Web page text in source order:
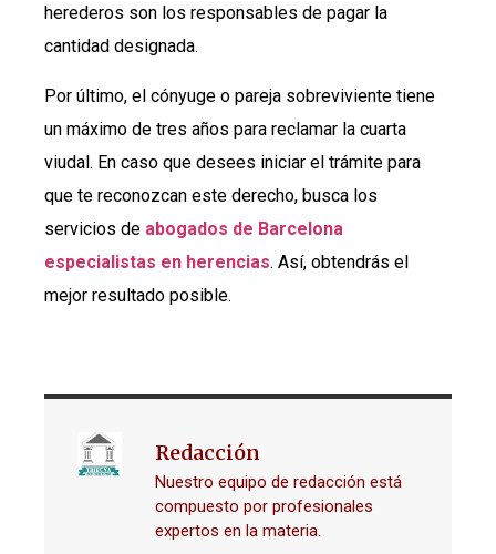
herederos son los responsables de pagar la
cantidad designada.
Por último, el cónyuge o pareja sobreviviente tiene
un máximo de tres años para reclamar la cuarta
viudal. En caso que desees iniciar el trámite para
que te reconozcan este derecho, busca los
servicios de abogados de Barcelona
especialistas en herencias. Así, obtendrás el
mejor resultado posible.
Redacción
Nuestro equipo de redacción está
compuesto por profesionales
expertos en la materia.